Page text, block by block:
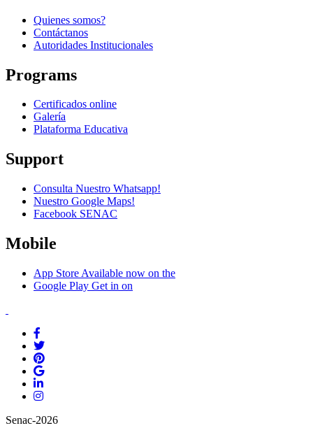
Quienes somos?
Contáctanos
Autoridades Institucionales
Programs
Certificados online
Galería
Plataforma Educativa
Support
Consulta Nuestro Whatsapp!
Nuestro Google Maps!
Facebook SENAC
Mobile
App Store Available now on the
Google Play Get in on
Senac-2026